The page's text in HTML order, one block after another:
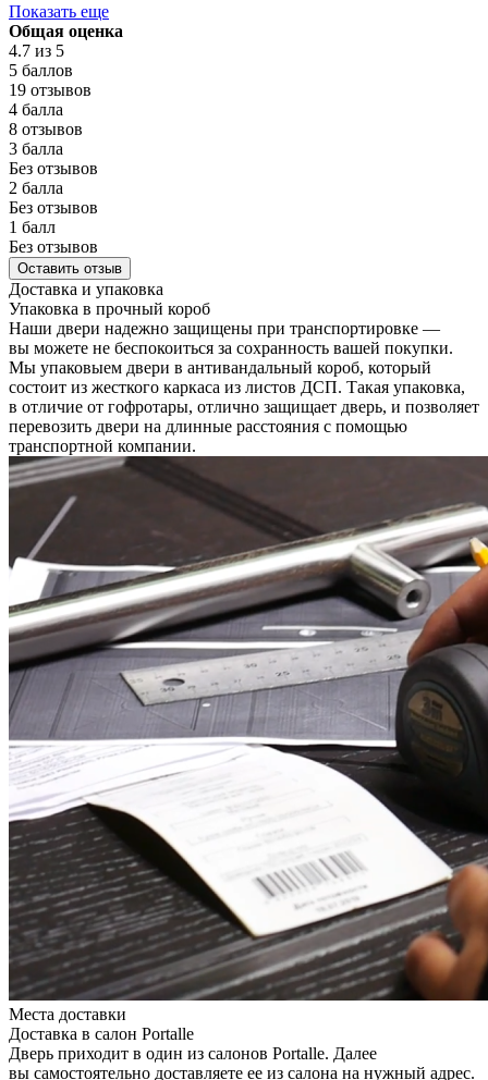
Показать еще
Общая оценка
4.7 из 5
5 баллов
19 отзывов
4 балла
8 отзывов
3 балла
Без отзывов
2 балла
Без отзывов
1 балл
Без отзывов
Оставить отзыв
Доставка и упаковка
Упаковка в прочный короб
Наши двери надежно защищены при транспортировке —
вы можете не беспокоиться за сохранность вашей покупки.
Мы упаковыем двери в антивандальный короб, который
состоит из жесткого каркаса из листов ДСП. Такая упаковка,
в отличие от гофротары, отлично защищает дверь, и позволяет
перевозить двери на длинные расстояния с помощью
транспортной компании.
Места доставки
Доставка в салон Portalle
Дверь приходит в один из салонов Portalle. Далее
вы самостоятельно доставляете ее из салона на нужный адрес.